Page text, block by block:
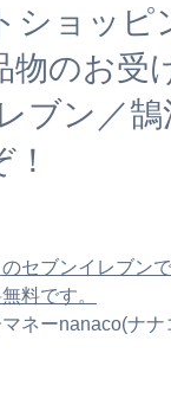
ショッピ
物のお受
ブン／
セブンイレブン
料です。
ネーnanaco(ナナ